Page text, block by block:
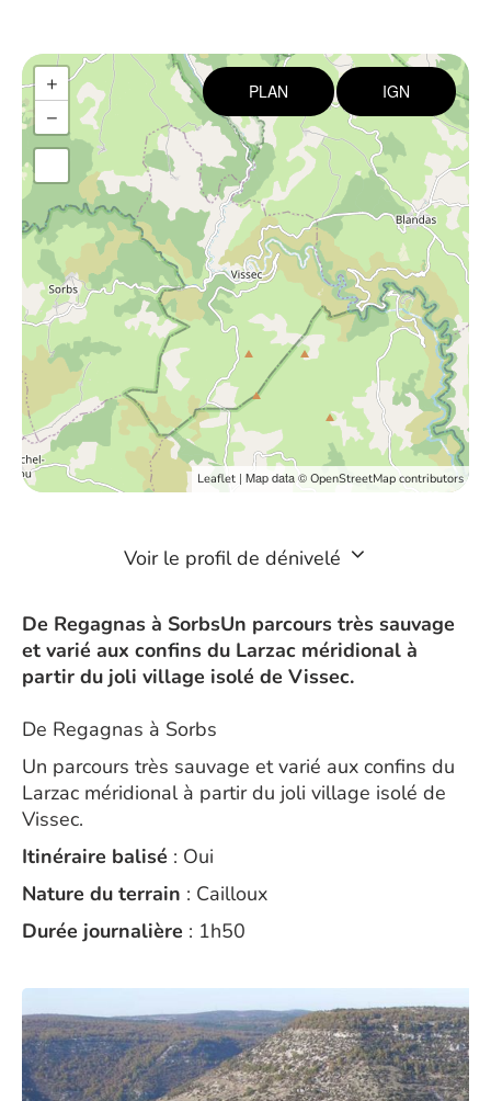
+
−
PLAN IGN
Leaflet | Map data © OpenStreetMap contributors
Voir le profil de dénivelé
De Regagnas à SorbsUn parcours très sauvage
et varié aux confins du Larzac méridional à
partir du joli village isolé de Vissec.
De Regagnas à Sorbs
Un parcours très sauvage et varié aux confins du
Larzac méridional à partir du joli village isolé de
Vissec.
Itinéraire balisé : Oui
Nature du terrain : Cailloux
Durée journalière : 1h50